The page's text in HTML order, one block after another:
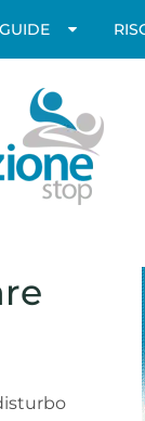
GUIDE